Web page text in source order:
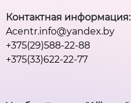
Контактная информация:
Acentr.info@yandex.by
+375(29)588-22-88
+375(33)622-22-77